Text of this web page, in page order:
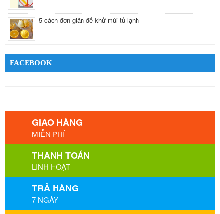
5 cách đơn giản để khử mùi tủ lạnh
FACEBOOK
GIAO HÀNG
MIỄN PHÍ
THANH TOÁN
LINH HOẠT
TRẢ HÀNG
7 NGÀY